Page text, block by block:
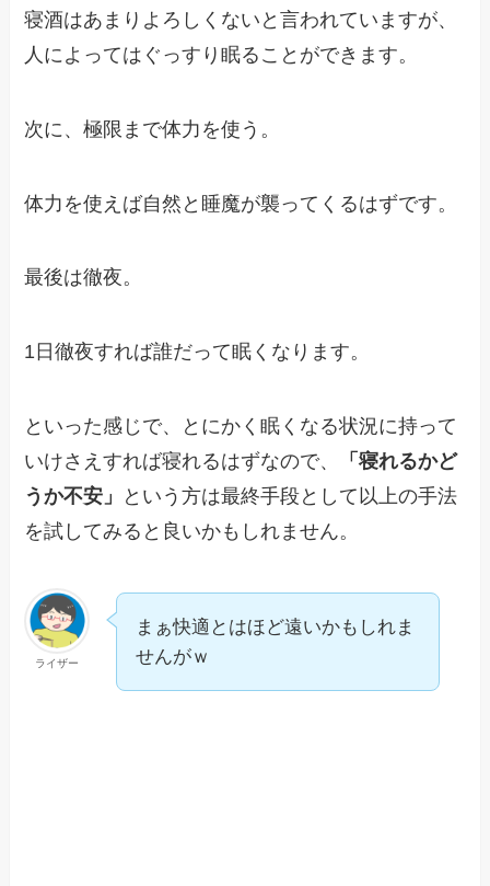
寝酒はあまりよろしくないと言われていますが、
人によってはぐっすり眠ることができます。
次に、極限まで体力を使う。
体力を使えば自然と睡魔が襲ってくるはずです。
最後は徹夜。
1日徹夜すれば誰だって眠くなります。
といった感じで、とにかく眠くなる状況に持って
いけさえすれば寝れるはずなので、
「寝れるかど
うか不安」
という方は最終手段として以上の手法
を試してみると良いかもしれません。
ライザー
まぁ快適とはほど遠いかもしれま
せんがｗ